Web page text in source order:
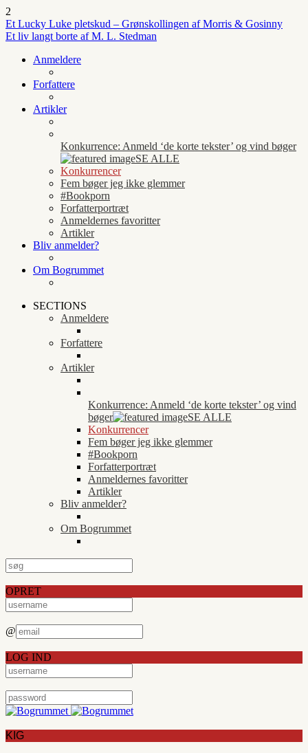
2
Et Lucky Luke pletskud – Grønskollingen af Morris & Gosinny
Et liv langt borte af M. L. Stedman
Anmeldere
Forfattere
Artikler
Konkurrence: Anmeld ‘de korte tekster’ og vind bøger
SE ALLE
Konkurrencer
Fem bøger jeg ikke glemmer
#Bookporn
Forfatterportræt
Anmeldernes favoritter
Artikler
Bliv anmelder?
Om Bogrummet
SECTIONS
Anmeldere
Forfattere
Artikler
Konkurrence: Anmeld ‘de korte tekster’ og vind
bøger
SE ALLE
Konkurrencer
Fem bøger jeg ikke glemmer
#Bookporn
Forfatterportræt
Anmeldernes favoritter
Artikler
Bliv anmelder?
Om Bogrummet
OPRET
@
LOG IND
KIG